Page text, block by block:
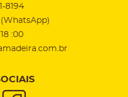
8194
(WhatsApp)
:00